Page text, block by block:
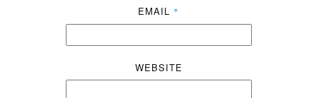
EMAIL *
WEBSITE